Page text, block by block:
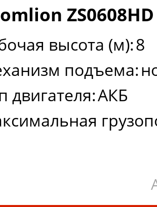
ZS0608HD
высота (м):8
подъема:
двигателя:АКБ